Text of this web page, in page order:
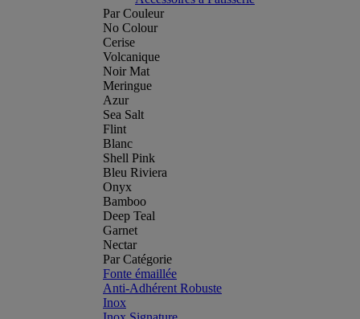
Par Couleur
No Colour
Cerise
Volcanique
Noir Mat
Meringue
Azur
Sea Salt
Flint
Blanc
Shell Pink
Bleu Riviera
Onyx
Bamboo
Deep Teal
Garnet
Nectar
Par Catégorie
Fonte émaillée
Anti-Adhérent Robuste
Inox